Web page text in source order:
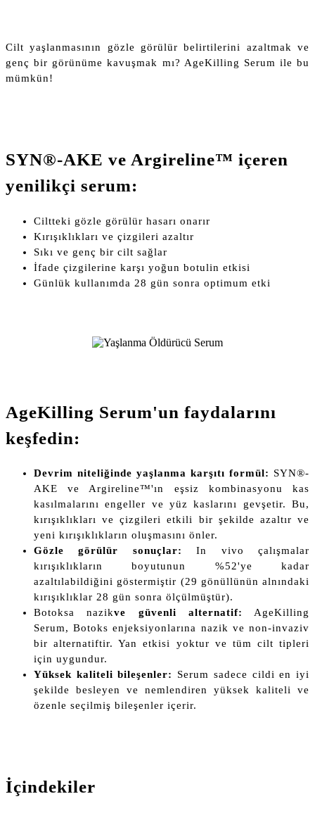
Cilt yaşlanmasının gözle görülür belirtilerini azaltmak ve
genç bir görünüme kavuşmak mı? AgeKilling Serum ile bu
mümkün!
SYN®-AKE ve Argireline™ içeren
yenilikçi serum:
Ciltteki gözle görülür hasarı onarır
Kırışıklıkları ve çizgileri azaltır
Sıkı ve genç bir cilt sağlar
İfade çizgilerine karşı yoğun botulin etkisi
Günlük kullanımda 28 gün sonra optimum etki
AgeKilling Serum'un faydalarını
keşfedin:
Devrim niteliğinde yaşlanma karşıtı formül: SYN®-
AKE ve Argireline™'ın eşsiz kombinasyonu kas
kasılmalarını engeller ve yüz kaslarını gevşetir. Bu,
kırışıklıkları ve çizgileri etkili bir şekilde azaltır ve
yeni kırışıklıkların oluşmasını önler.
Gözle görülür sonuçlar:
In vivo çalışmalar
kırışıklıkların boyutunun %52'ye kadar
azaltılabildiğini göstermiştir (29 gönüllünün alnındaki
kırışıklıklar 28 gün sonra ölçülmüştür).
Botoksa nazikve güvenli alternatif:
AgeKilling
Serum, Botoks enjeksiyonlarına nazik ve non-invaziv
bir alternatiftir. Yan etkisi yoktur ve tüm cilt tipleri
için uygundur.
Yüksek kaliteli bileşenler:
Serum sadece cildi en iyi
şekilde besleyen ve nemlendiren yüksek kaliteli ve
özenle seçilmiş bileşenler içerir.
İçindekiler